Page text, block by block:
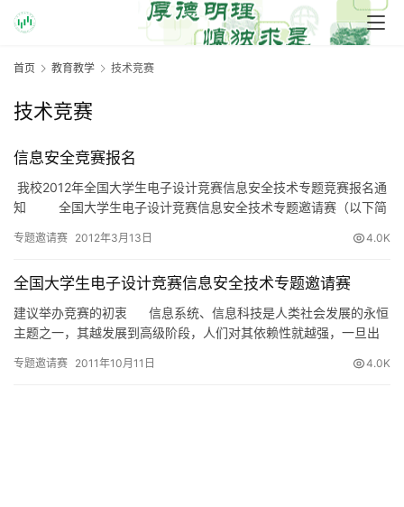
首页 教育教学 技术竞赛
技术竞赛
信息安全竞赛报名
我校2012年全国大学生电子设计竞赛信息安全技术专题竞赛报名通
知 全国大学生电子设计竞赛信息安全技术专题邀请赛（以下简
专题邀请赛 2012年3月13日 4.0K
全国大学生电子设计竞赛信息安全技术专题邀请赛
建议举办竞赛的初衷 信息系统、信息科技是人类社会发展的永恒
主题之一，其越发展到高级阶段，人们对其依赖性就越强，一旦出
专题邀请赛 2011年10月11日 4.0K